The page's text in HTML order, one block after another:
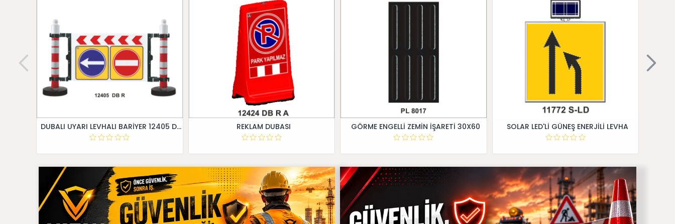
DUBALI UYARI LEVHALI BARİYER 12405 DB R REKLAM DUBASI GÖRME ENGELLİ ZEMİN İŞARETİ 30X60 SOLAR LED'Lİ GÜNEŞ ENERJİLİ LEVHA